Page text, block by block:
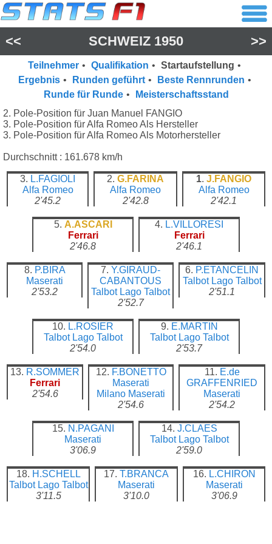
<< SCHWEIZ 1950 >>
Teilnehmer • Qualifikation • Startaufstellung •
Ergebnis • Runden geführt • Beste Rennrunden •
Runde für Runde •
Meisterschaftsstand
2. Pole-Position für Juan Manuel FANGIO
3. Pole-Position für Alfa Romeo Als Hersteller
3. Pole-Position für Alfa Romeo Als Motorhersteller
Durchschnitt : 161.678 km/h
3. L.FAGIOLI
Alfa Romeo
2'45.2
2. G.FARINA
Alfa Romeo
2'42.8
1. J.FANGIO
Alfa Romeo
2'42.1
5. A.ASCARI
Ferrari
2'46.8
4. L.VILLORESI
Ferrari
2'46.1
8. P.BIRA
Maserati
2'53.2
7. Y.GIRAUD-
CABANTOUS
Talbot Lago Talbot
2'52.7
6. P.ETANCELIN
Talbot Lago Talbot
2'51.1
10. L.ROSIER
Talbot Lago Talbot
2'54.0
9. E.MARTIN
Talbot Lago Talbot
2'53.7
13. R.SOMMER
Ferrari
2'54.6
12. F.BONETTO
Maserati
Milano Maserati
2'54.6
11. E.de
GRAFFENRIED
Maserati
2'54.2
15. N.PAGANI
Maserati
3'06.9
14. J.CLAES
Talbot Lago Talbot
2'59.0
18. H.SCHELL
Talbot Lago Talbot
3'11.5
17. T.BRANCA
Maserati
3'10.0
16. L.CHIRON
Maserati
3'06.9